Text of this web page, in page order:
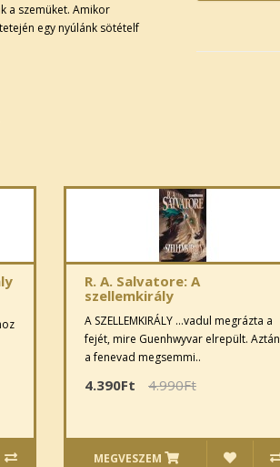
a szemüket. Amikor
egy nyúlánk sötételf
R. A. Salvatore: A
szellemkirály
A SZELLEMKIRÁLY ...vadul megrázta a
fejét, mire Guenhwyvar elrepült. Aztán
a fenevad megsemmi..
4.390Ft 4.990Ft
MEGVESZEM